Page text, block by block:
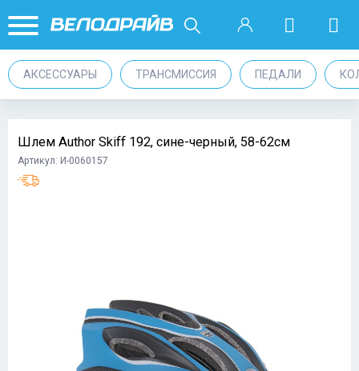
АКСЕССУАРЫ ТРАНСМИССИЯ ПЕДАЛИ
Шлем Author Skiff 192, сине-черный, 58-62см
Артикул: И-0060157